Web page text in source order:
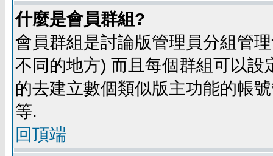
什麼是會員群組?
會員群組是討論版管理員分組管
不同的地方) 而且每個群組可以
的去建立數個類似版主功能的帳
等.
回頂端